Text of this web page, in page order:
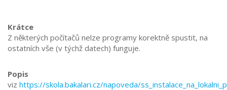
Krátce
Z některých počítačů nelze programy korektně spustit, na
ostatních vše (v týchž datech) funguje.
Popis
viz https://skola.bakalari.cz/napoveda/